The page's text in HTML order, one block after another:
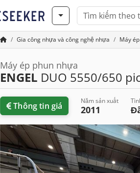
Gia công nhựa và công nghệ nhựa Máy
Máy ép phun nhựa
ENGEL DUO 5550/650
Thông tin giá Năm sản xuất
2011